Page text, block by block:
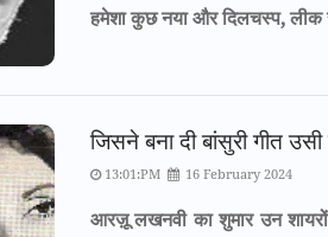
हमेशा कुछ नया और दिलचस्प,
जिसने बना दी बांसुरी गीत
13:01:PM 16 February 2024
आरज़ू लखनवी का शुमार उन